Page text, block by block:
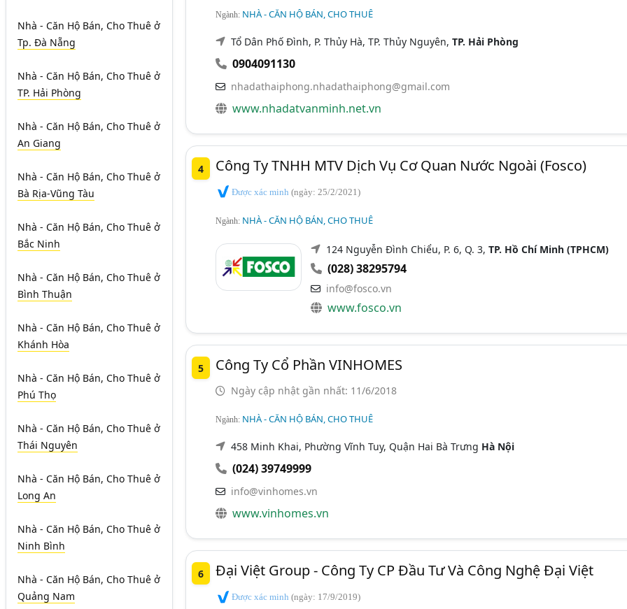
Nhà - Căn Hộ Bán, Cho Thuê ở
Tp. Đà Nẵng
Nhà - Căn Hộ Bán, Cho Thuê ở
TP. Hải Phòng
Nhà - Căn Hộ Bán, Cho Thuê ở
An Giang
Nhà - Căn Hộ Bán, Cho Thuê ở
Bà Rịa-Vũng Tàu
Nhà - Căn Hộ Bán, Cho Thuê ở
Bắc Ninh
Nhà - Căn Hộ Bán, Cho Thuê ở
Bình Thuận
Nhà - Căn Hộ Bán, Cho Thuê ở
Khánh Hòa
Nhà - Căn Hộ Bán, Cho Thuê ở
Phú Thọ
Nhà - Căn Hộ Bán, Cho Thuê ở
Thái Nguyên
Nhà - Căn Hộ Bán, Cho Thuê ở
Long An
Nhà - Căn Hộ Bán, Cho Thuê ở
Ninh Bình
Nhà - Căn Hộ Bán, Cho Thuê ở
Quảng Nam
Ngành: NHÀ - CĂN HỘ BÁN, CHO THUÊ
Tổ Dân Phố Đình, P. Thủy Hà, TP. Thủy Nguyên, TP. Hải Phòng
0904091130
nhadathaiphong.nhadathaiphong@gmail.com
www.nhadatvanminh.net.vn
4 Công Ty TNHH MTV Dịch Vụ Cơ Quan Nước Ngoài (Fosco)
Được xác minh (ngày: 25/2/2021)
Ngành: NHÀ - CĂN HỘ BÁN, CHO THUÊ
124 Nguyễn Đình Chiểu, P. 6, Q. 3, TP. Hồ Chí Minh (TPHCM)
(028) 38295794
info@fosco.vn
www.fosco.vn
5 Công Ty Cổ Phần VINHOMES
Ngày cập nhật gần nhất: 11/6/2018
Ngành: NHÀ - CĂN HỘ BÁN, CHO THUÊ
458 Minh Khai, Phường Vĩnh Tuy, Quận Hai Bà Trưng Hà Nội
(024) 39749999
info@vinhomes.vn
www.vinhomes.vn
6 Đại Việt Group - Công Ty CP Đầu Tư Và Công Nghệ Đại Việt
Được xác minh (ngày: 17/9/2019)